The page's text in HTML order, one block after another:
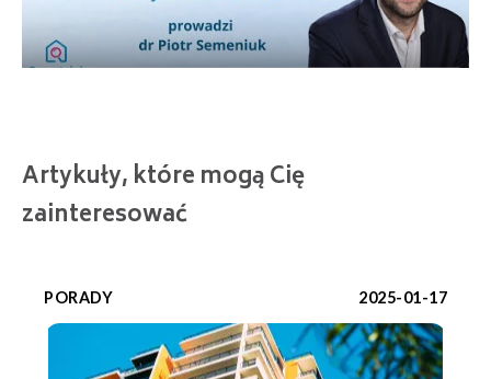
Artykuły, które mogą Cię
zainteresować
PORADY 2025-01-17